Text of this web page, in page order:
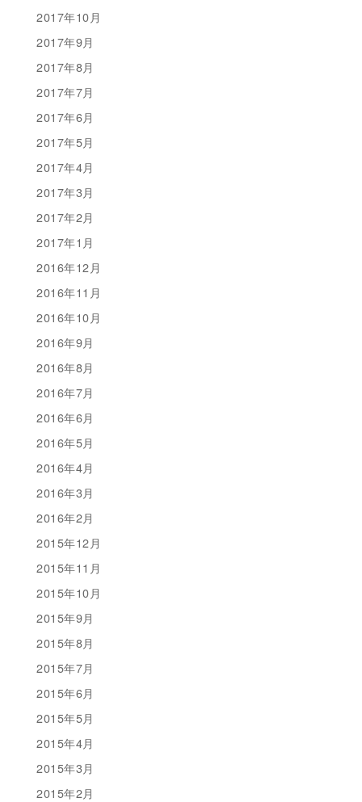
2017年10月
2017年9月
2017年8月
2017年7月
2017年6月
2017年5月
2017年4月
2017年3月
2017年2月
2017年1月
2016年12月
2016年11月
2016年10月
2016年9月
2016年8月
2016年7月
2016年6月
2016年5月
2016年4月
2016年3月
2016年2月
2015年12月
2015年11月
2015年10月
2015年9月
2015年8月
2015年7月
2015年6月
2015年5月
2015年4月
2015年3月
2015年2月